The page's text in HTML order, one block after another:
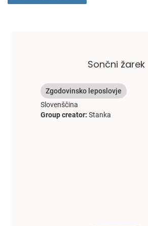
Sončni žarek
Zgodovinsko leposlovje
Slovenščina
Group creator: Stanka